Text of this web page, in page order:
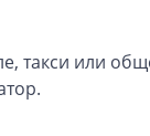
такси или